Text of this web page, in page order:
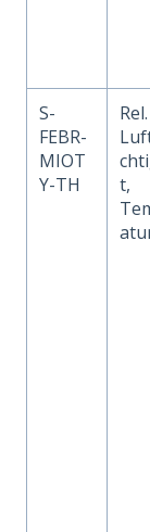
S-
FEBR-
MIOT
Y-TH
Rel.
t,